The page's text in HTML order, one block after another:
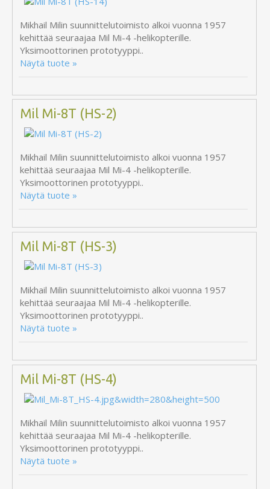
Mikhail Milin suunnittelutoimisto alkoi vuonna 1957
kehittää seuraajaa Mil Mi-4 -helikopterille.
Yksimoottorinen prototyyppi..
Näytä tuote »
Mil Mi-8T (HS-2)
Mikhail Milin suunnittelutoimisto alkoi vuonna 1957
kehittää seuraajaa Mil Mi-4 -helikopterille.
Yksimoottorinen prototyyppi..
Näytä tuote »
Mil Mi-8T (HS-3)
Mikhail Milin suunnittelutoimisto alkoi vuonna 1957
kehittää seuraajaa Mil Mi-4 -helikopterille.
Yksimoottorinen prototyyppi..
Näytä tuote »
Mil Mi-8T (HS-4)
Mikhail Milin suunnittelutoimisto alkoi vuonna 1957
kehittää seuraajaa Mil Mi-4 -helikopterille.
Yksimoottorinen prototyyppi..
Näytä tuote »